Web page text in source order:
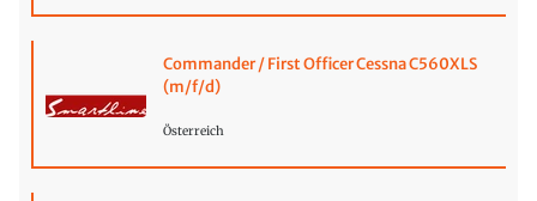
Commander / First Officer Cessna C560XLS
(m/f/d)
Österreich